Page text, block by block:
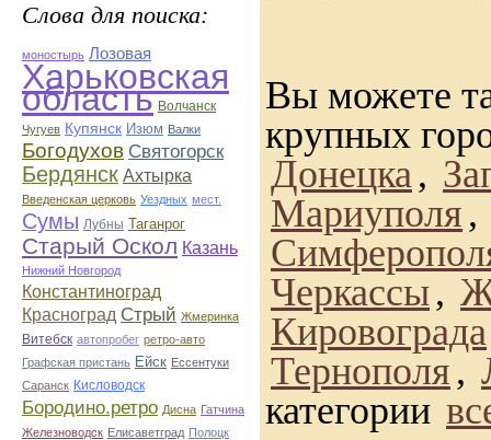
Слова для поиска:
моностырь Лозовая
Харьковская
область Волчанск
Чугуев Купянск Изюм Валки
Богодухов Святогорск
Бердянск Ахтырка
Введенская церковь Уездных мест.
Сумы Лубны Таганрог
Старый Оскол Казань
Нижний Новгород
Константиноград
Красноград Стрый Жмеринка
Витебск автопробег ретро-авто
Графская пристань Ейск Ессентуки
Саранск Кисловодск
Бородино.ретро Дисна Гатчина
Железноводск Елисаветград Полоцк
Вы можете
крупных
Донецка,
Мариуполя ,
Черкассы,
Кировограда
Тернополя ,
категории